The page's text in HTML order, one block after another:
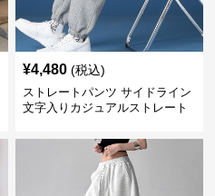
¥4,480 (税込)
ストレートパンツ サイドライン
文字入りカジュアルストレート